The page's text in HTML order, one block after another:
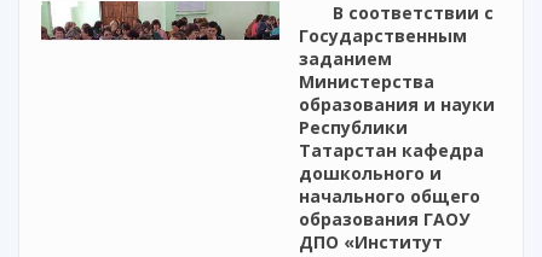
В соответствии с
Государственным
заданием
Министерства
образования и науки
Республики
Татарстан кафедра
дошкольного и
начального общего
образования ГАОУ
ДПО «Институт